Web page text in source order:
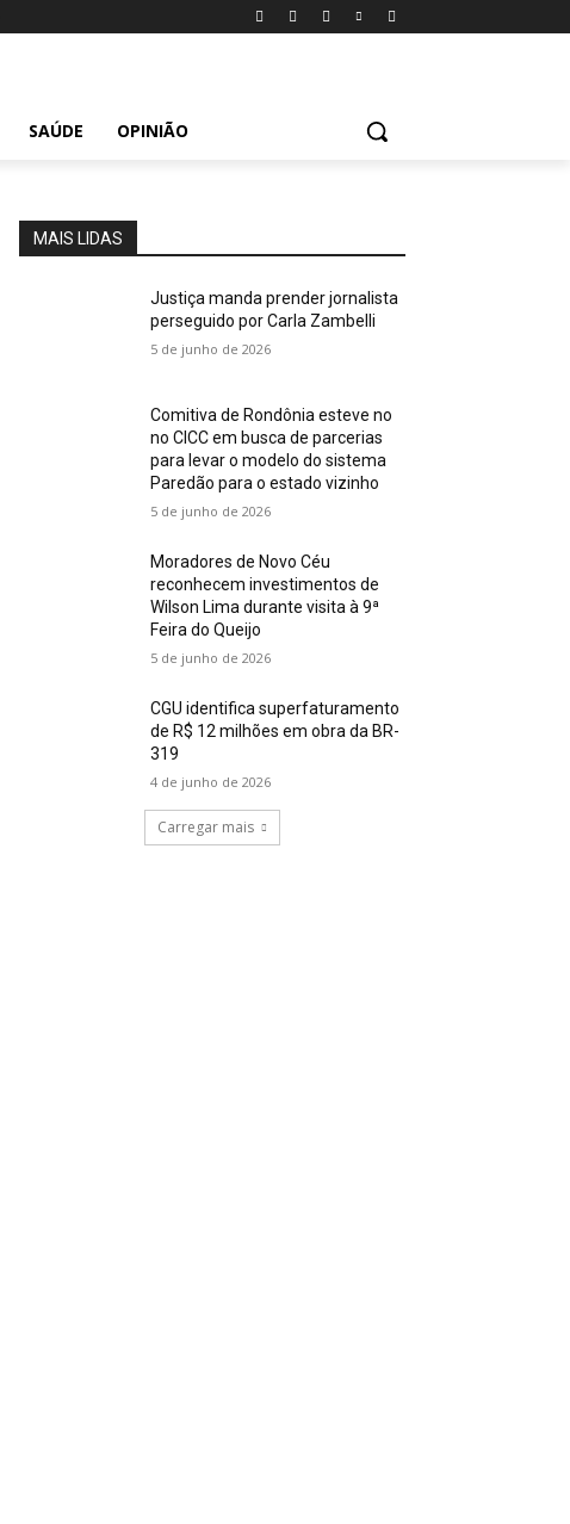
SAÚDE OPINIÃO
MAIS LIDAS
Justiça manda prender jornalista
perseguido por Carla Zambelli
5 de junho de 2026
Comitiva de Rondônia esteve no
no CICC em busca de parcerias
para levar o modelo do sistema
Paredão para o estado vizinho
5 de junho de 2026
Moradores de Novo Céu
reconhecem investimentos de
Wilson Lima durante visita à 9ª
Feira do Queijo
5 de junho de 2026
CGU identifica superfaturamento
de R$ 12 milhões em obra da BR-
319
4 de junho de 2026
Carregar mais